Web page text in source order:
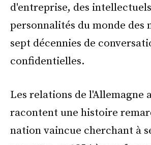
d'entreprise, des
personnalités du monde des
sept décennies de
confidentielles.
Les relations de l'Allemagne
racontent une histoire
nation vaincue cherchant à